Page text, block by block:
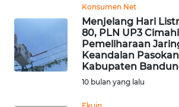
Konsumen Net
Menjelang Hari
80, PLN UP3
Pemeliharaan
Keandalan
Kabupaten
10 bulan yang lalu
WN
TAPANULI